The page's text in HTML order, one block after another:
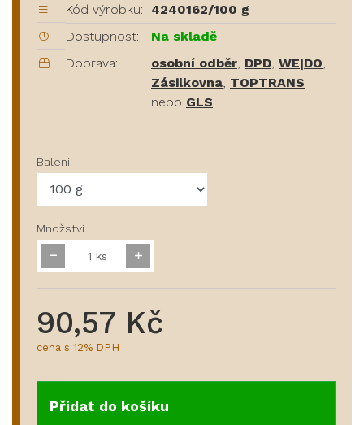
Kód výrobku:
4240162/100 g
Dostupnost:
Na skladě
Doprava:
osobní odběr DPD WE|DO
Zásilkovna TOPTRANS
nebo GLS
Balení
Množství
ks
90,57 Kč
cena s 12% DPH
Přidat do košíku